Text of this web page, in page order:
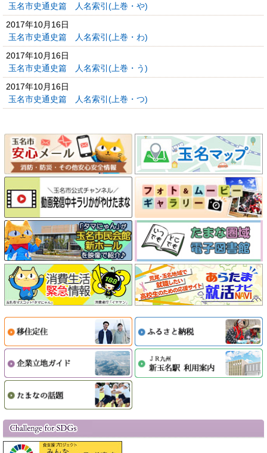
玉名市史通史篇 人名索引(上巻・や)
2017年10月16日
玉名市史通史篇 人名索引(上巻・わ)
2017年10月16日
玉名市史通史篇 人名索引(上巻・う)
2017年10月16日
玉名市史通史篇 人名索引(上巻・つ)